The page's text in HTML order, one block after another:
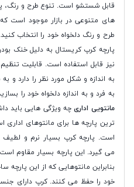
قابل شستشو است. تنوع طرح و رنگ،
های متنوعی در بازار موجود است
طرح و رنگ دلخواه خود را انتخاب
پارچه کرپ کریستال به دلیل خنک
نیز قابل استفاده است. قابلیت
به اندازه و شکل مورد نظر را دارد و
به فرد و به اندازه دلخواه خود را
مانتویی اداریچه ویژگی هایی باید
ترین پارچه ها برای مانتوهای اداری
است. پارچه کرپ بسیار نرم و
می گیرد. این پارچه بسیار مقاوم
بنابراین مانتوهایی که از این
خود را حفظ می کنند. کرپ دارای